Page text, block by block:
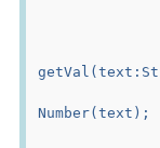
var
Number(text);